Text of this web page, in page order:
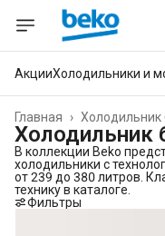
АкцииХолодильники и
Холодильник
Главная ›
Холодильник
В коллекции Beko
холодильники с
от 239 до 380 литров.
технику в каталоге.
Фильтры